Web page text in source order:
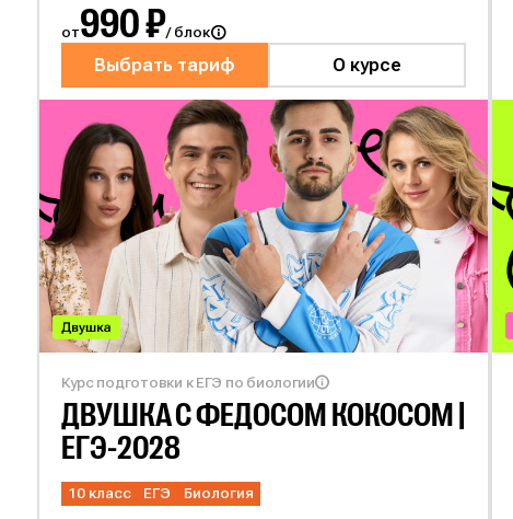
от990 ₽/ блок
Выбрать тариф О курсе
Курс подготовки к ЕГЭ по биологии
ДВУШКА СФЕДОСОМ КОКОСОМ |
ЕГЭ-2028
10 класс ЕГЭ Биология